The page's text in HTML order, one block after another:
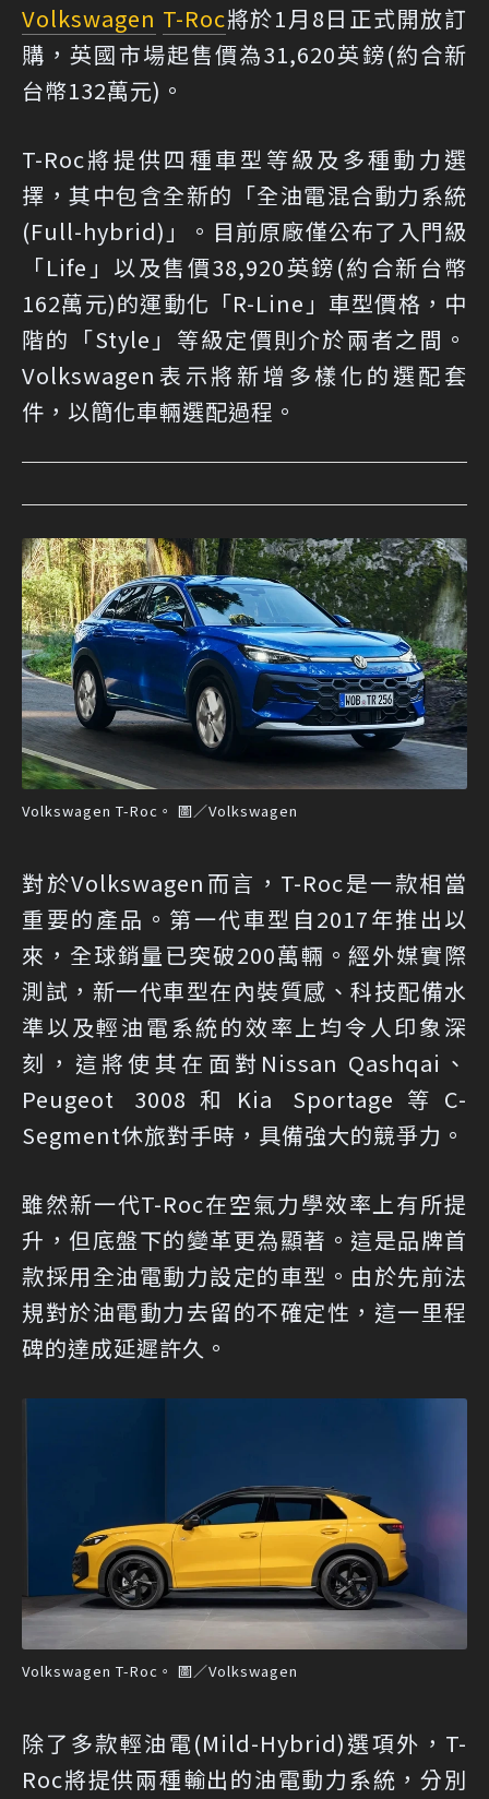
Volkswagen T-Roc將於1月8日正式開放訂
購，英國市場起售價為31,620英鎊(約合新
台幣132萬元)。
T-Roc將提供四種車型等級及多種動力選
擇，其中包含全新的「全油電混合動力系統
(Full-hybrid)」。目前原廠僅公布了入門級
「Life」以及售價38,920英鎊(約合新台幣
162萬元)的運動化「R-Line」車型價格，中
階的「Style」等級定價則介於兩者之間。
Volkswagen表示將新增多樣化的選配套
件，以簡化車輛選配過程。
Volkswagen T-Roc。 圖／Volkswagen
對於Volkswagen而言，T-Roc是一款相當
重要的產品。第一代車型自2017年推出以
來，全球銷量已突破200萬輛。經外媒實際
測試，新一代車型在內裝質感、科技配備水
準以及輕油電系統的效率上均令人印象深
刻，這將使其在面對Nissan Qashqai、
Peugeot 3008和Kia Sportage等C-
Segment休旅對手時，具備強大的競爭力。
雖然新一代T-Roc在空氣力學效率上有所提
升，但底盤下的變革更為顯著。這是品牌首
款採用全油電動力設定的車型。由於先前法
規對於油電動力去留的不確定性，這一里程
碑的達成延遲許久。
Volkswagen T-Roc。 圖／Volkswagen
除了多款輕油電(Mild-Hybrid)選項外，T-
Roc將提供兩種輸出的油電動力系統，分別